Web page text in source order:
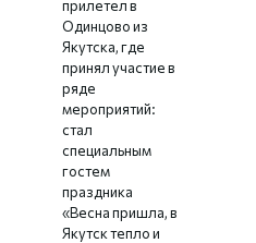
прилетел в
Одинцово из
Якутска, где
принял участие в
ряде
мероприятий:
стал
специальным
гостем
праздника
«Весна пришла, в
Якутск тепло и